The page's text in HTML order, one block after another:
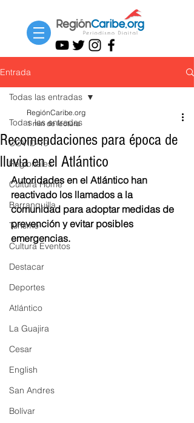
Entrada
Todas las entradas
COVID-19
Regionales
Cultura Home
Barranquilla
Turismo
Cultura Eventos
Destacar
Deportes
Atlántico
La Guajira
Cesar
English
San Andres
Bolívar
Todas las entradas
Recomendaciones para época de
lluvia en el Atlántico
RegiónCaribe.org
1 min de lectura
Autoridades en el Atlántico han
reactivado los llamados a la
comunidad para adoptar medidas de
prevención y evitar posibles
emergencias.